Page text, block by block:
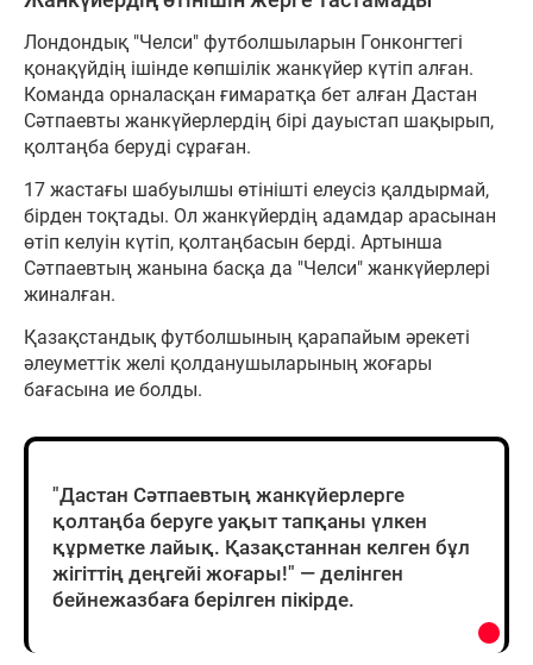
Лондондық "Челси" футболшыларын Гонконгтегі
қонақүйдің ішінде көпшілік жанкүйер күтіп алған.
Команда орналасқан ғимаратқа бет алған Дастан
Сәтпаевты жанкүйерлердің бірі дауыстап шақырып,
қолтаңба беруді сұраған.
17 жастағы шабуылшы өтінішті елеусіз қалдырмай,
бірден тоқтады. Ол жанкүйердің адамдар арасынан
өтіп келуін күтіп, қолтаңбасын берді. Артынша
Сәтпаевтың жанына басқа да "Челси" жанкүйерлері
жиналған.
Қазақстандық футболшының қарапайым әрекеті
әлеуметтік желі қолданушыларының жоғары
бағасына ие болды.
"Дастан Сәтпаевтың жанкүйерлерге
қолтаңба беруге уақыт тапқаны үлкен
құрметке лайық. Қазақстаннан келген бұл
жігіттің деңгейі жоғары!" — делінген
бейнежазбаға берілген пікірде.